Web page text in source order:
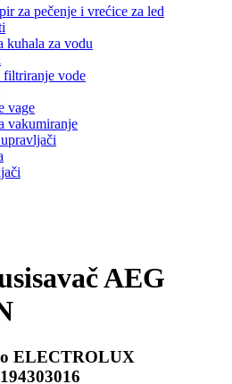
za pečenje i vrećice za led
kuhala za vodu
filtriranje vode
vage
vakumiranje
AEG
ELECTROLUX